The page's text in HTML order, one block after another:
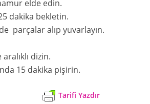
elde edin.
dakika bekletin.
parçalar alıp yuvarlayın.
dizin.
15 dakika pişirin.
Tarifi Yazdır